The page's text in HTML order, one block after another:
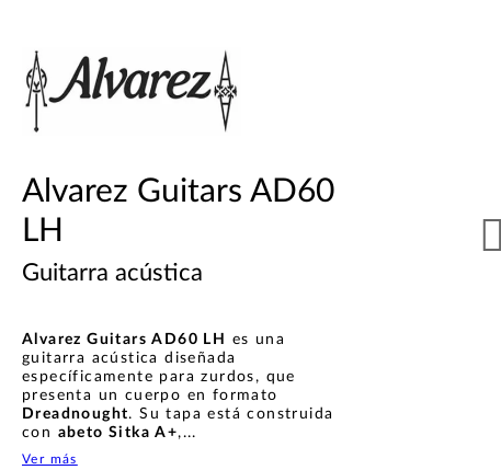
Alvarez Guitars AD60
LH
Guitarra acústica
Alvarez Guitars AD60 LH
es una
guitarra acústica diseñada
específicamente para zurdos, que
presenta un cuerpo en formato
Dreadnought. Su tapa está construida
con abeto Sitka A+,...
Ver más